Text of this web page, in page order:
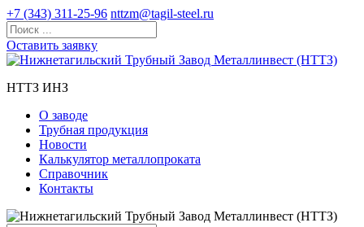
+7 (343) 311-25-96 nttzm@tagil-steel.ru
Оставить заявку
НТТЗ ИНЗ
О заводе
Трубная продукция
Новости
Калькулятор металлопроката
Справочник
Контакты